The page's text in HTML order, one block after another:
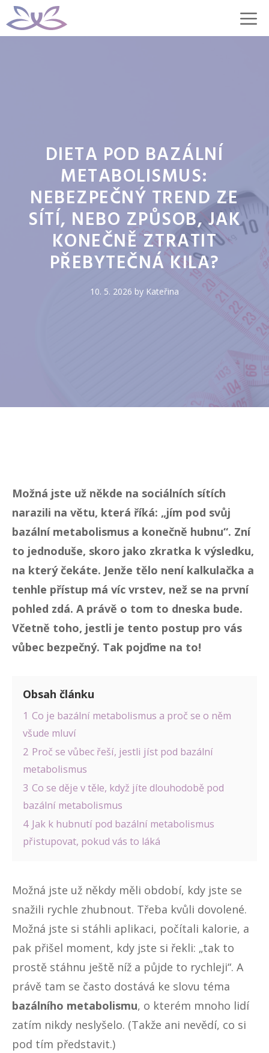
Přeskočit
na
DIETA POD BAZÁLNÍ
METABOLISMUS:
NEBEZPEČNÝ TREND ZE
SÍTÍ, NEBO ZPŮSOB, JAK
KONEČNĚ ZTRATIT
PŘEBYTEČNÁ KILA?
10. 5. 2026 by Kateřina
Možná jste už někde na sociálních sítích
narazili na větu, která říká: „jím pod svůj
bazální metabolismus a konečně hubnu“. Zní
to jednoduše, skoro jako zkratka k výsledku,
na který čekáte. Jenže tělo není kalkulačka a
tenhle přístup má víc vrstev, než se na první
pohled zdá. A právě o tom to dneska bude.
Včetně toho, jestli je tento postup pro vás
vůbec bezpečný. Tak pojďme na to!
Obsah článku
1 Co je bazální metabolismus a proč se o něm
všude mluví
2 Proč se vůbec řeší, jestli jíst pod bazální
metabolismus
3 Co se děje v těle, když jíte dlouhodobě pod
bazální metabolismus
4 Jak k hubnutí pod bazální metabolismus
přistupovat, pokud vás to láká
Možná jste už někdy měli období, kdy jste se
snažili rychle zhubnout. Třeba kvůli dovolené.
Možná jste si stáhli aplikaci, počítali kalorie, a
pak přišel moment, kdy jste si řekli: „tak to
prostě stáhnu ještě níž a půjde to rychleji“. A
právě tam se často dostává ke slovu téma
bazálního metabolismu, o kterém mnoho lidí
zatím nikdy neslyšelo. (Takže ani nevědí, co si
pod tím představit.)